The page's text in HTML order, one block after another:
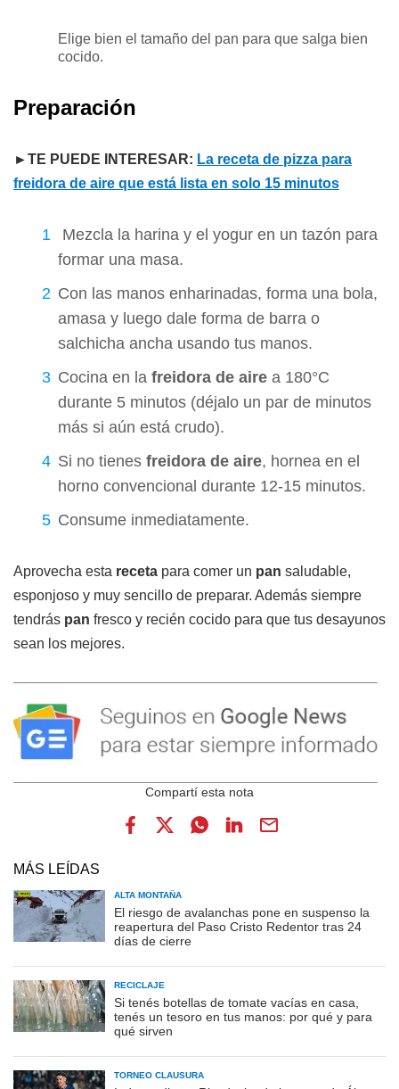
Elige bien el tamaño del pan para que salga bien
cocido.
Preparación
►TE PUEDE INTERESAR: La receta de pizza para
freidora de aire que está lista en solo 15 minutos
Mezcla la harina y el yogur en un tazón para
formar una masa.
Con las manos enharinadas, forma una bola,
amasa y luego dale forma de barra o
salchicha ancha usando tus manos.
Cocina en la freidora de aire a 180°C
durante 5 minutos (déjalo un par de minutos
más si aún está crudo).
Si no tienes freidora de aire, hornea en el
horno convencional durante 12-15 minutos.
Consume inmediatamente.
Aprovecha esta receta para comer un pan saludable,
esponjoso y muy sencillo de preparar. Además siempre
tendrás pan fresco y recién cocido para que tus desayunos
sean los mejores.
MÁS LEÍDAS
ALTA MONTAÑA
El riesgo de avalanchas pone en suspenso la
reapertura del Paso Cristo Redentor tras 24
días de cierre
RECICLAJE
Si tenés botellas de tomate vacías en casa,
tenés un tesoro en tus manos: por qué y para
qué sirven
TORNEO CLAUSURA